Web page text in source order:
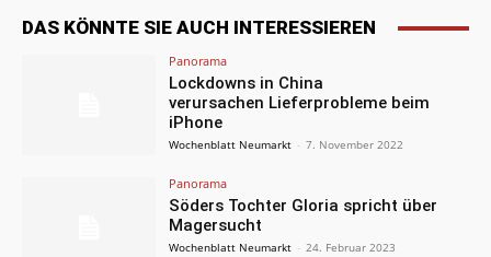
DAS KÖNNTE SIE AUCH INTERESSIEREN
Panorama
Lockdowns in China
verursachen Lieferprobleme beim
iPhone
Wochenblatt Neumarkt - 7. November 2022
Panorama
Söders Tochter Gloria spricht über
Magersucht
Wochenblatt Neumarkt - 24. Februar 2023